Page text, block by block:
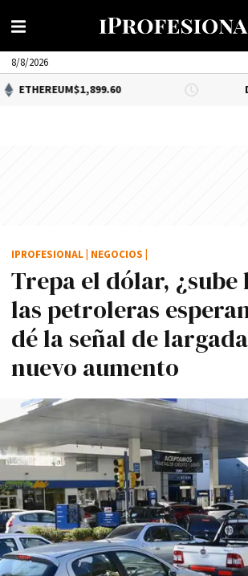
8/8/2026
$1,899.60 DÓLAR BNA
Trepa el dólar, ¿sube
las petroleras
dé la señal de
nuevo aumento
IPROFESIONAL NEGOCIOS